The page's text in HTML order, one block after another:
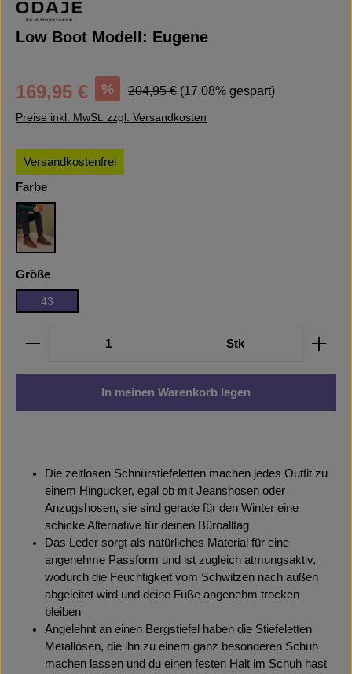
Low Boot Modell: Eugene
Verkaufspreis:
169,95 € % Regulärer Preis:
204,95 € (17.08% gespart)
Preise inkl. MwSt. zzgl. Versandkosten
Versandkostenfrei
Farbeauswählen
Brown Grained
Größeauswählen
43
Produkt Anzahl: Gib den gewünschten Wert ein
Stk
In meinen Warenkorb legen
Die zeitlosen Schnürstiefeletten machen jedes Outfit zu
einem Hingucker, egal ob mit Jeanshosen oder
Anzugshosen, sie sind gerade für den Winter eine
schicke Alternative für deinen Büroalltag
Das Leder sorgt als natürliches Material für eine
angenehme Passform und ist zugleich atmungsaktiv,
wodurch die Feuchtigkeit vom Schwitzen nach außen
abgeleitet wird und deine Füße angenehm trocken
bleiben
Angelehnt an einen Bergstiefel haben die Stiefeletten
Metallösen, die ihn zu einem ganz besonderen Schuh
machen lassen und du einen festen Halt im Schuh hast